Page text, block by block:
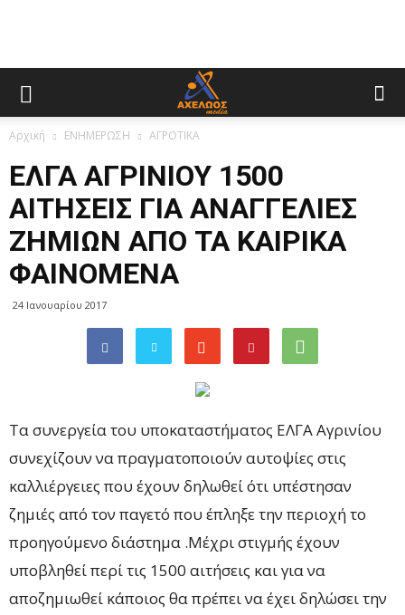
Αρχική ΕΝΗΜΕΡΩΣΗ ΑΓΡΟΤΙΚΑ
ΕΛΓΑ ΑΓΡΙΝΙΟΥ 1500
ΑΙΤΗΣΕΙΣ ΓΙΑ ΑΝΑΓΓΕΛΙΕΣ
ΖΗΜΙΩΝ ΑΠΟ ΤΑ ΚΑΙΡΙΚΑ
ΦΑΙΝΟΜΕΝΑ
24 Ιανουαρίου 2017
Τα συνεργεία του υποκαταστήματος ΕΛΓΑ Αγρινίου
συνεχίζουν να πραγματοποιούν αυτοψίες στις
καλλιέργειες που έχουν δηλωθεί ότι υπέστησαν
ζημιές από τον παγετό που έπληξε την περιοχή το
προηγούμενο διάστημα .Μέχρι στιγμής έχουν
υποβληθεί περί τις 1500 αιτήσεις και για να
αποζημιωθεί κάποιος θα πρέπει να έχει δηλώσει την